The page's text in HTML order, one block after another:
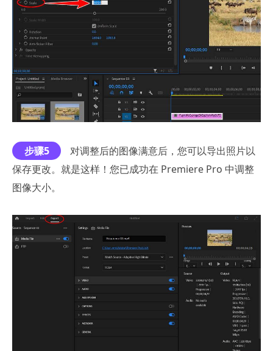
步骤5
对调整后的图像满意后，您可以导出照片以
保存更改。就是这样！您已成功在 Premiere Pro 中调整
图像大小。